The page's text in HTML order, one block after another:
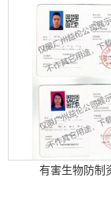
有害生物防制